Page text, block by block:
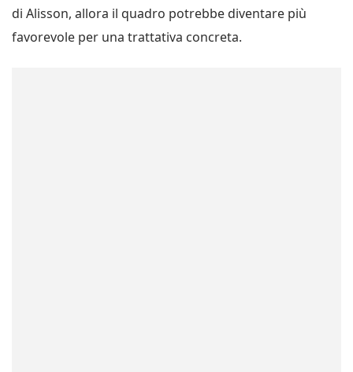
di Alisson, allora il quadro potrebbe diventare più
favorevole per una trattativa concreta.